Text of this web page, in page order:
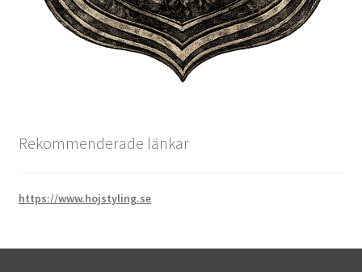
Rekommenderade länkar
https://www.hojstyling.se